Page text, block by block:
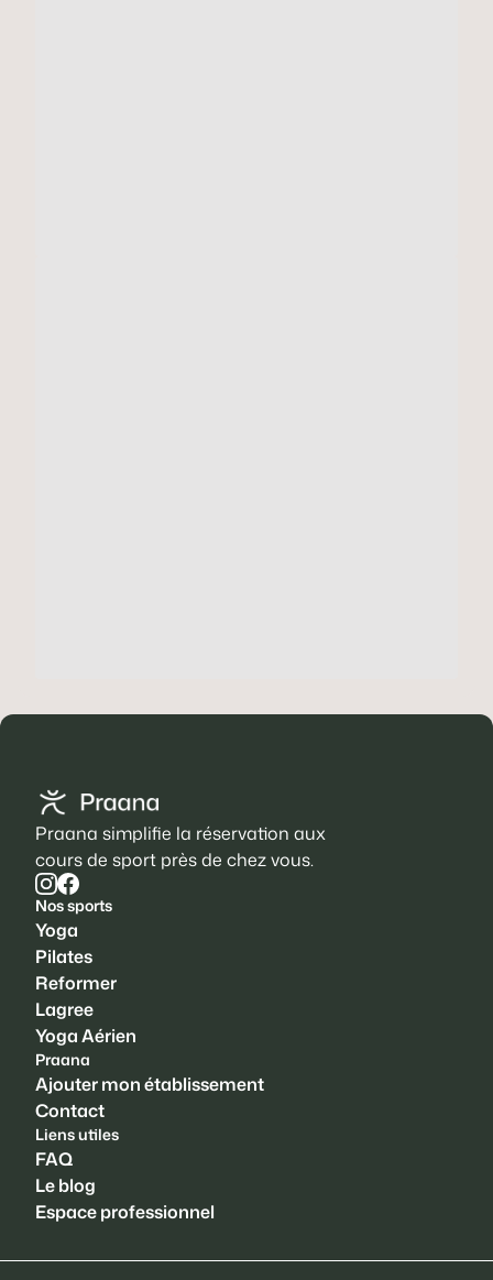
Praana simplifie la réservation aux
cours de sport près de chez vous.
Nos sports
Yoga
Pilates
Reformer
Lagree
Yoga Aérien
Praana
Ajouter mon établissement
Contact
Liens utiles
FAQ
Le blog
Espace professionnel